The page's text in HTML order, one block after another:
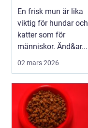
katters hälsa
En frisk mun är lika
viktig för hundar och
katter som för
människor. Änd&ar...
02 mars 2026